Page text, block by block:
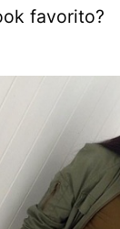
favorito?